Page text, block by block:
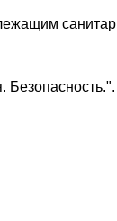
Безопасность.".